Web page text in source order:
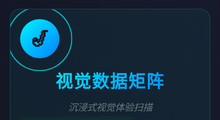
🎷
视觉数据矩阵
沉浸式视觉体验扫描